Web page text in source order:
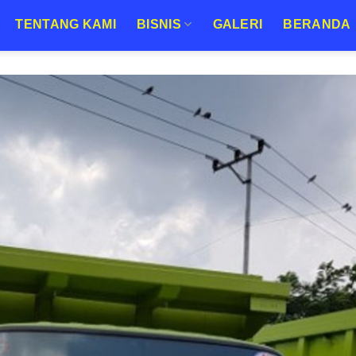
TENTANG KAMI BISNIS GALERI BERANDA